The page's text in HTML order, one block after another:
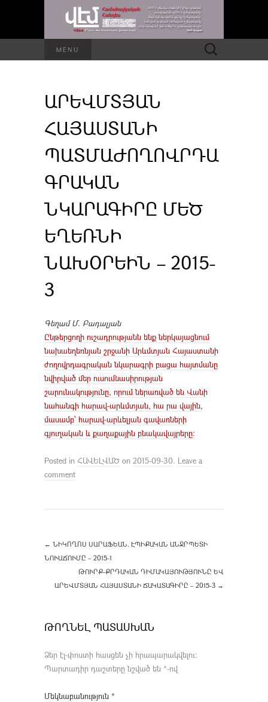
MENU Որոնել՝
ԱՐԵՎՄՏՅԱՆ
ՀԱՅԱՍՏԱՆԻ
ՊԱՏՄԱԺՈՂՈՎՐԴԱ
ԳՐԱԿԱՆ
ՆԿԱՐԱԳԻՐԸ ՄԵԾ
ԵՂԵՌՆԻ
ՆԱԽՕՐԵԻՆ – 2015-
3
Գեղամ Մ. Բադալյան
Ընթերցողի ուշադրությանն ենք ներկայացնում
նախաեղեռնյան շրջանի Արևմտյան Հայաստանի
ժողովրդագրական նկարագրի բացա հայտմանը
նվիրված մեր ուսումնասիրության
շարունակությունը, որում ներառված են Վանի
նահանգի հարավ-արևմտյան, հա րա վային,
մասամբ՝ հարավ-արևելյան գավառների
գյուղական և քաղաքային բնակավայրերը։
Posted in ՀԱՎԵԼՎԱԾ on 2015-09-30. Leave a
comment
← ՆԻԿՈՂՈՍ ՍԱՐԱՖԵԱՆ. ԷՊԻՔԱԿԱՆ ԱՆՋՐՊԵՏԻ
ՆՈՒԱՃՈՒՄԸ – 2015-1
ԹՈՒՐՔ-ՔՐԴԱԿԱՆ ԴԻՄԱԿԱՅՈՒԹՅՈՒՆԸ ԵՎ
ԱՐԵՎՄՏՅԱՆ ՀԱՅԱՍՏԱՆԻ ՃԱԿԱՏԱԳԻՐԸ – 2015-3 →
ԹՈՂՆԵԼ ՊԱՏԱՍԽԱՆ
Ձեր էլ-փոստի հասցեն չի հրապարակվելու։
Պարտադիր դաշտերը նշված են *-ով
Մեկնաբանություն *